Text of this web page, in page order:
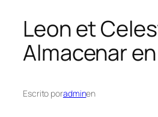
Leon et
Almacenar en
Escrito poradminen